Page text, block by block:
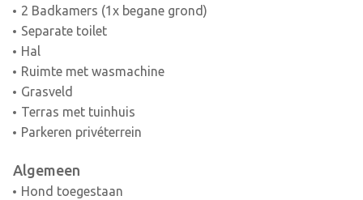
2 Badkamers (1x begane grond)
Separate toilet
Hal
Ruimte met wasmachine
Grasveld
Terras met tuinhuis
Parkeren privéterrein
Algemeen
Hond toegestaan